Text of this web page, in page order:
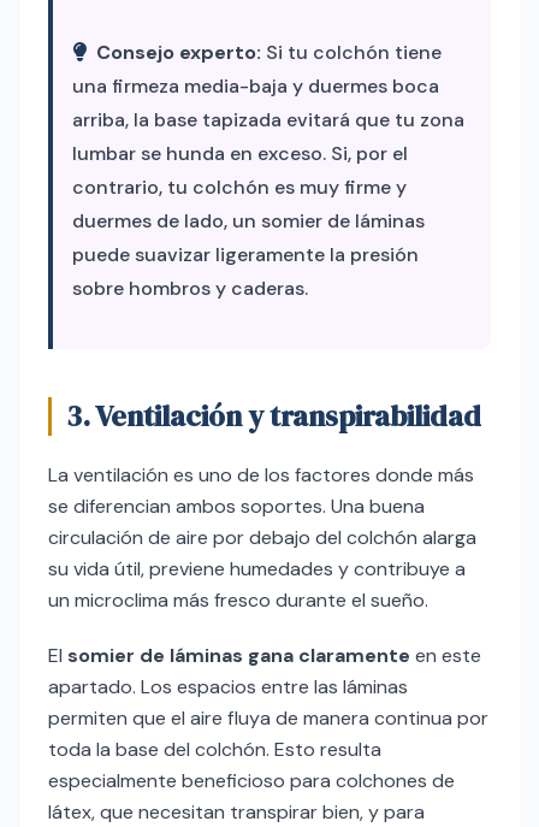
Consejo experto: Si tu colchón tiene
una firmeza media-baja y duermes boca
arriba, la base tapizada evitará que tu zona
lumbar se hunda en exceso. Si, por el
contrario, tu colchón es muy firme y
duermes de lado, un somier de láminas
puede suavizar ligeramente la presión
sobre hombros y caderas.
3. Ventilación y transpirabilidad
La ventilación es uno de los factores donde más
se diferencian ambos soportes. Una buena
circulación de aire por debajo del colchón alarga
su vida útil, previene humedades y contribuye a
un microclima más fresco durante el sueño.
El somier de láminas gana claramente en este
apartado. Los espacios entre las láminas
permiten que el aire fluya de manera continua por
toda la base del colchón. Esto resulta
especialmente beneficioso para colchones de
látex, que necesitan transpirar bien, y para